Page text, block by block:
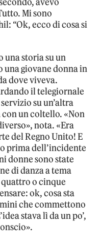
Mi sono
“Ok, ecco di cosa si
una storia su un
una giovane donna in
dove viveva.
il telegiornale
su un’altra
con un coltello. «Non
nota. «Era
del Regno Unito! E
prima dell’incidente
donne sono state
di danza a tema
quattro o cinque
ok, cosa sta
che commettono
stava lì da un po’,